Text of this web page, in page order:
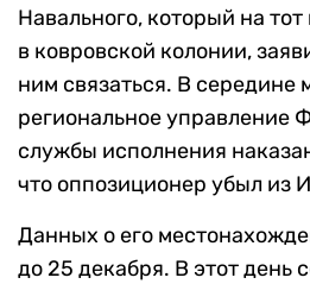
Навального, который на
в ковровской колонии,
ним связаться. В середине
региональное управление
службы исполнения
что оппозиционер убыл из
Данных о его
до 25 декабря. В этот день